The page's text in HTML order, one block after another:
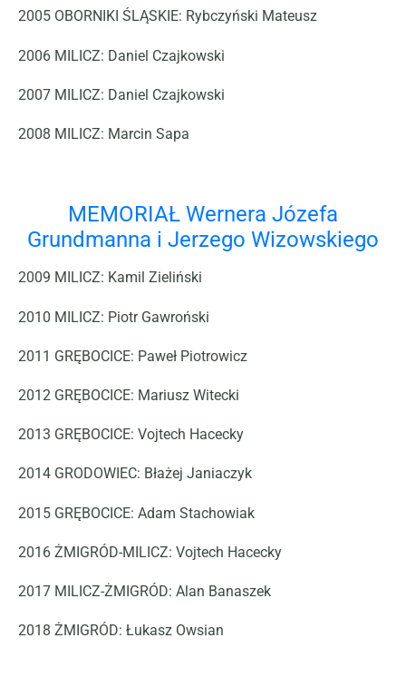
2005 OBORNIKI ŚLĄSKIE: Rybczyński Mateusz
2006 MILICZ: Daniel Czajkowski
2007 MILICZ: Daniel Czajkowski
2008 MILICZ: Marcin Sapa
MEMORIAŁ Wernera Józefa
Grundmanna i Jerzego Wizowskiego
2009 MILICZ: Kamil Zieliński
2010 MILICZ: Piotr Gawroński
2011 GRĘBOCICE: Paweł Piotrowicz
2012 GRĘBOCICE: Mariusz Witecki
2013 GRĘBOCICE: Vojtech Hacecky
2014 GRODOWIEC: Błażej Janiaczyk
2015 GRĘBOCICE: Adam Stachowiak
2016 ŻMIGRÓD-MILICZ: Vojtech Hacecky
2017 MILICZ-ŻMIGRÓD: Alan Banaszek
2018 ŻMIGRÓD: Łukasz Owsian